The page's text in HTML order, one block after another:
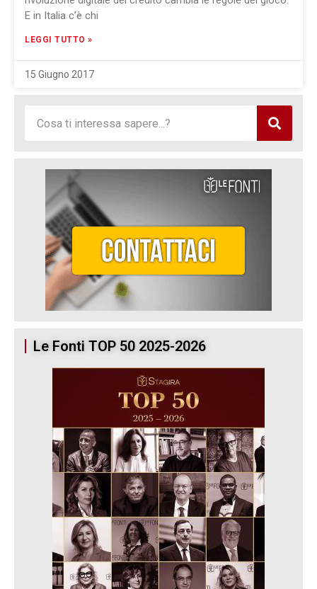
E in Italia c’è chi
LEGGI TUTTO »
15 Giugno 2017
Le Fonti TOP 50 2025-2026